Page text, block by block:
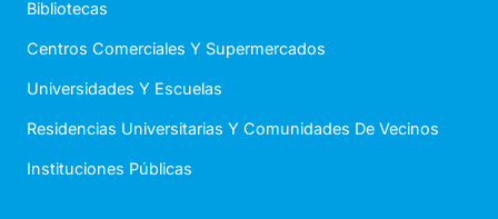
Bibliotecas
Centros Comerciales Y Supermercados
Universidades Y Escuelas
Residencias Universitarias Y Comunidades De Vecinos
Instituciones Públicas